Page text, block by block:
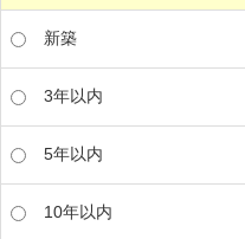
新築
3年以内
5年以内
10年以内